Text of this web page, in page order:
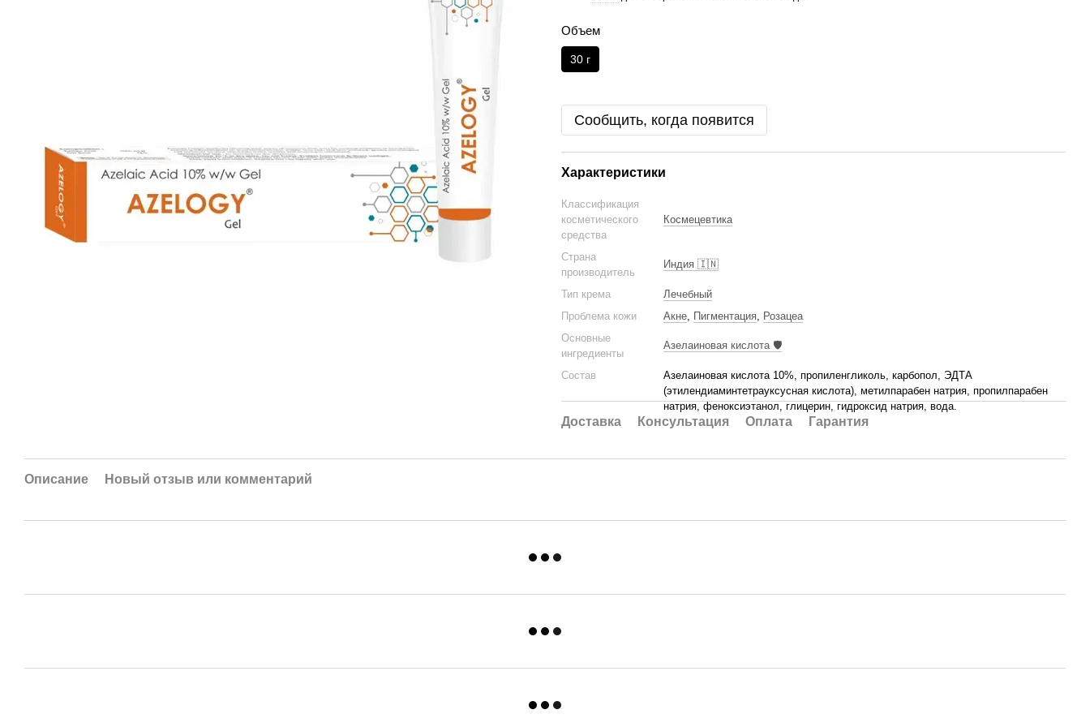
Объем
30 г
Сообщить, когда появится
Характеристики
Классификация
косметического
средства
Космецевтика
Страна
производитель
Индия 🇮🇳
Тип крема
Лечебный
Проблема кожи
Акне, Пигментация, Розацеа
Основные
ингредиенты
Азелаиновая кислота 🛡️
Состав
Азелаиновая кислота 10%, пропиленгликоль, карбопол, ЭДТА
(этилендиаминтетрауксусная кислота), метилпарабен натрия, пропилпарабен
натрия, феноксиэтанол, глицерин, гидроксид натрия, вода.
Доставка Консультация Оплата Гарантия
Описание Новый отзыв или комментарий